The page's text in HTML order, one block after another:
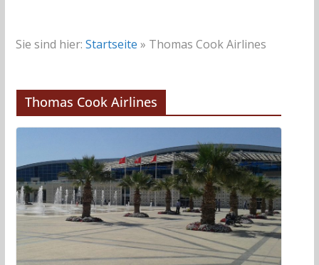
Sie sind hier: Startseite » Thomas Cook Airlines
Thomas Cook Airlines